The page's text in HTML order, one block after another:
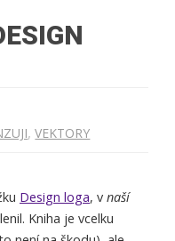
,VEKTORY
Design loga, v naší
Kniha je vcelku